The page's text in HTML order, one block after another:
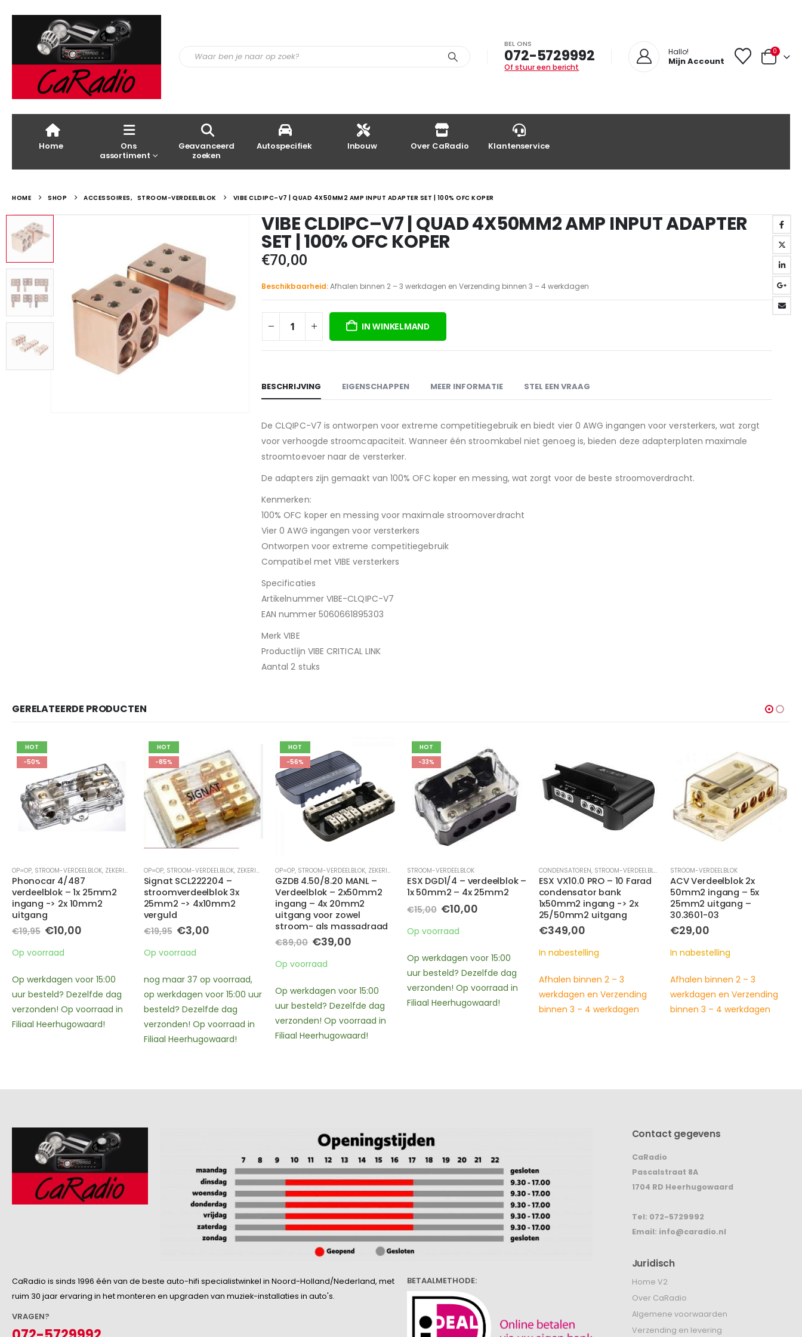
BEL ONS
072-5729992
Of stuur een bericht
Hallo!
Mijn Account
0
Home
Ons
assortiment
Geavanceerd
zoeken
Autospecifiek Inbouw Over CaRadio Klantenservice
HOME SHOP ACCESSOIRES, STROOM-VERDEELBLOK VIBE CLDIPC–V7 | QUAD 4X50MM2 AMP INPUT ADAPTER SET | 100% OFC KOPER
VIBE CLDIPC–V7 | QUAD 4X50MM2 AMP INPUT ADAPTER
SET | 100% OFC KOPER
€70,00
Beschikbaarheid:Afhalen binnen 2 – 3 werkdagen en Verzending binnen 3 – 4 werkdagen
IN WINKELMAND
BESCHRIJVING EIGENSCHAPPEN MEER INFORMATIE STEL EEN VRAAG
De CLQIPC-V7 is ontworpen voor extreme competitiegebruik en biedt vier 0 AWG ingangen voor versterkers, wat zorgt
voor verhoogde stroomcapaciteit. Wanneer één stroomkabel niet genoeg is, bieden deze adapterplaten maximale
stroomtoevoer naar de versterker.
De adapters zijn gemaakt van 100% OFC koper en messing, wat zorgt voor de beste stroomoverdracht.
Kenmerken:
100% OFC koper en messing voor maximale stroomoverdracht
Vier 0 AWG ingangen voor versterkers
Ontworpen voor extreme competitiegebruik
Compatibel met VIBE versterkers
Specificaties
Artikelnummer VIBE-CLQIPC-V7
EAN nummer 5060661895303
Merk VIBE
Productlijn VIBE CRITICAL LINK
Aantal 2 stuks
GERELATEERDE PRODUCTEN
HOT
-85%
OP=OP, STROOM-VERDEELBLOK, ZEKERING + HOUDERS
Signat SCL222204 –
stroomverdeelblok 3x
25mm2 -> 4x10mm2
verguld
€19,95 Oorspronkelijke
was:
€3,00Huidige
Op voorraad
nog maar 37 op voorraad,
op werkdagen voor 15:00 uur
besteld? Dezelfde dag
verzonden! Op voorraad in
HOT
-56%
OP=OP, STROOM-VERDEELBLOK, ZEKERING + HOUDERS
GZDB 4.50/8.20 MANL –
Verdeelblok – 2x50mm2
ingang – 4x 20mm2
uitgang voor zowel
stroom- als massadraad
prijs
€89,00. €39,00.
Op werkdagen voor 15:00
uur besteld? Dezelfde dag
verzonden! Op voorraad in
Filiaal Heerhugowaard!
HOT
-33%
STROOM-VERDEELBLOK
ESX DGD1/4 – verdeelblok –
1x 50mm2 – 4x 25mm2
€15,00 Oorspronkelijke
prijs
was:
€15,00.
€10,00Huidige
prijs
is:
€10,00.
Op voorraad
Op werkdagen voor 15:00
uur besteld? Dezelfde dag
verzonden! Op voorraad in
Filiaal Heerhugowaard!
CONDENSATOREN,STROOM-VERDEELBLOK
ESX VX10.0 PRO – 10 Farad
condensator bank
1x50mm2 ingang -> 2x
25/50mm2 uitgang
€349,00
In nabestelling
Afhalen binnen 2 – 3
werkdagen en Verzending
binnen 3 – 4 werkdagen
STROOM-VERDEELBLOK
ACV Verdeelblok 2x
50mm2 ingang – 5x
25mm2 uitgang –
30.3601-03
€29,00
In nabestelling
Afhalen binnen 2 – 3
werkdagen en Verzending
binnen 3 – 4 werkdagen
STROOM-VERDEELBLOK
VIBE CLDIPC–V7 | Dubbele
2x50mm2 Amp Input
Adapter Set | 100% OFC
Koper
€35,00
In nabestelling
Afhalen binnen 2 – 3
werkdagen en Verzending
binnen 3 – 4 werkdagen
CaRadio is sinds 1996 één van de beste auto-hifi specialistwinkel in Noord-Holland/Nederland, met
ruim 30 jaar ervaring in het monteren en upgraden van muziek-installaties in auto's.
VRAGEN?
BETAALMETHODE:
Contact gegevens
CaRadio
Pascalstraat 8A
1704 RD Heerhugowaard
Tel: 072-5729992
Email: info@caradio.nl
Juridisch
Home V2
Over CaRadio
Algemene voorwaarden
Verzending en levering